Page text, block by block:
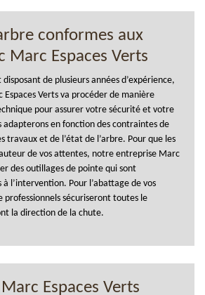
conformes aux
Marc Espaces Verts
de plusieurs années d’expérience,
Verts va procéder de manière
pour assurer votre sécurité et votre
adapterons en fonction des contraintes de
travaux et de l’état de l’arbre. Pour que les
de vos attentes, notre entreprise Marc
des outillages de pointe qui sont
l’intervention. Pour l’abattage de vos
professionnels sécuriseront toutes le
la direction de la chute.
Marc Espaces Verts